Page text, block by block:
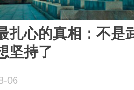
扎心的真相：不是
坚持了
06